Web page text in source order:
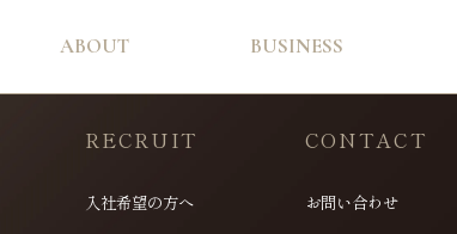
ABOUT BUSINESS
RECRUIT
入社希望の方へ
CONTACT
お問い合わせ